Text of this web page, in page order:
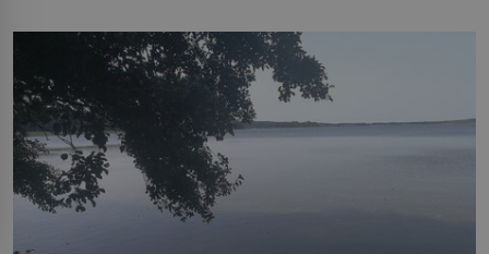
Boskovice na okraji Drahanské vrchoviny vznikla někdy
ve13. století, a už v roce 1313 kronikáři zaznamenali